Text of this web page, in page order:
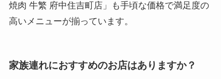
焼肉 牛繁 府中住吉町店」も手頃な価格で満足度の
高いメニューが揃っています。
家族連れにおすすめのお店はありますか？